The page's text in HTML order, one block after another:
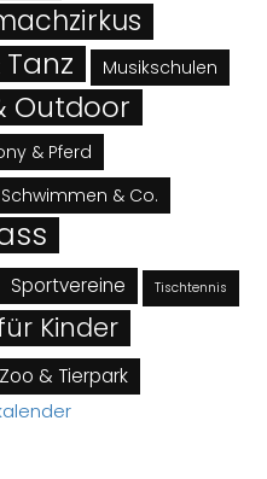
Tanz Musikschulen
Outdoor
& Pferd
Schwimmen & Co.
Sportvereine Tischtennis
Kinder
Zoo & Tierpark